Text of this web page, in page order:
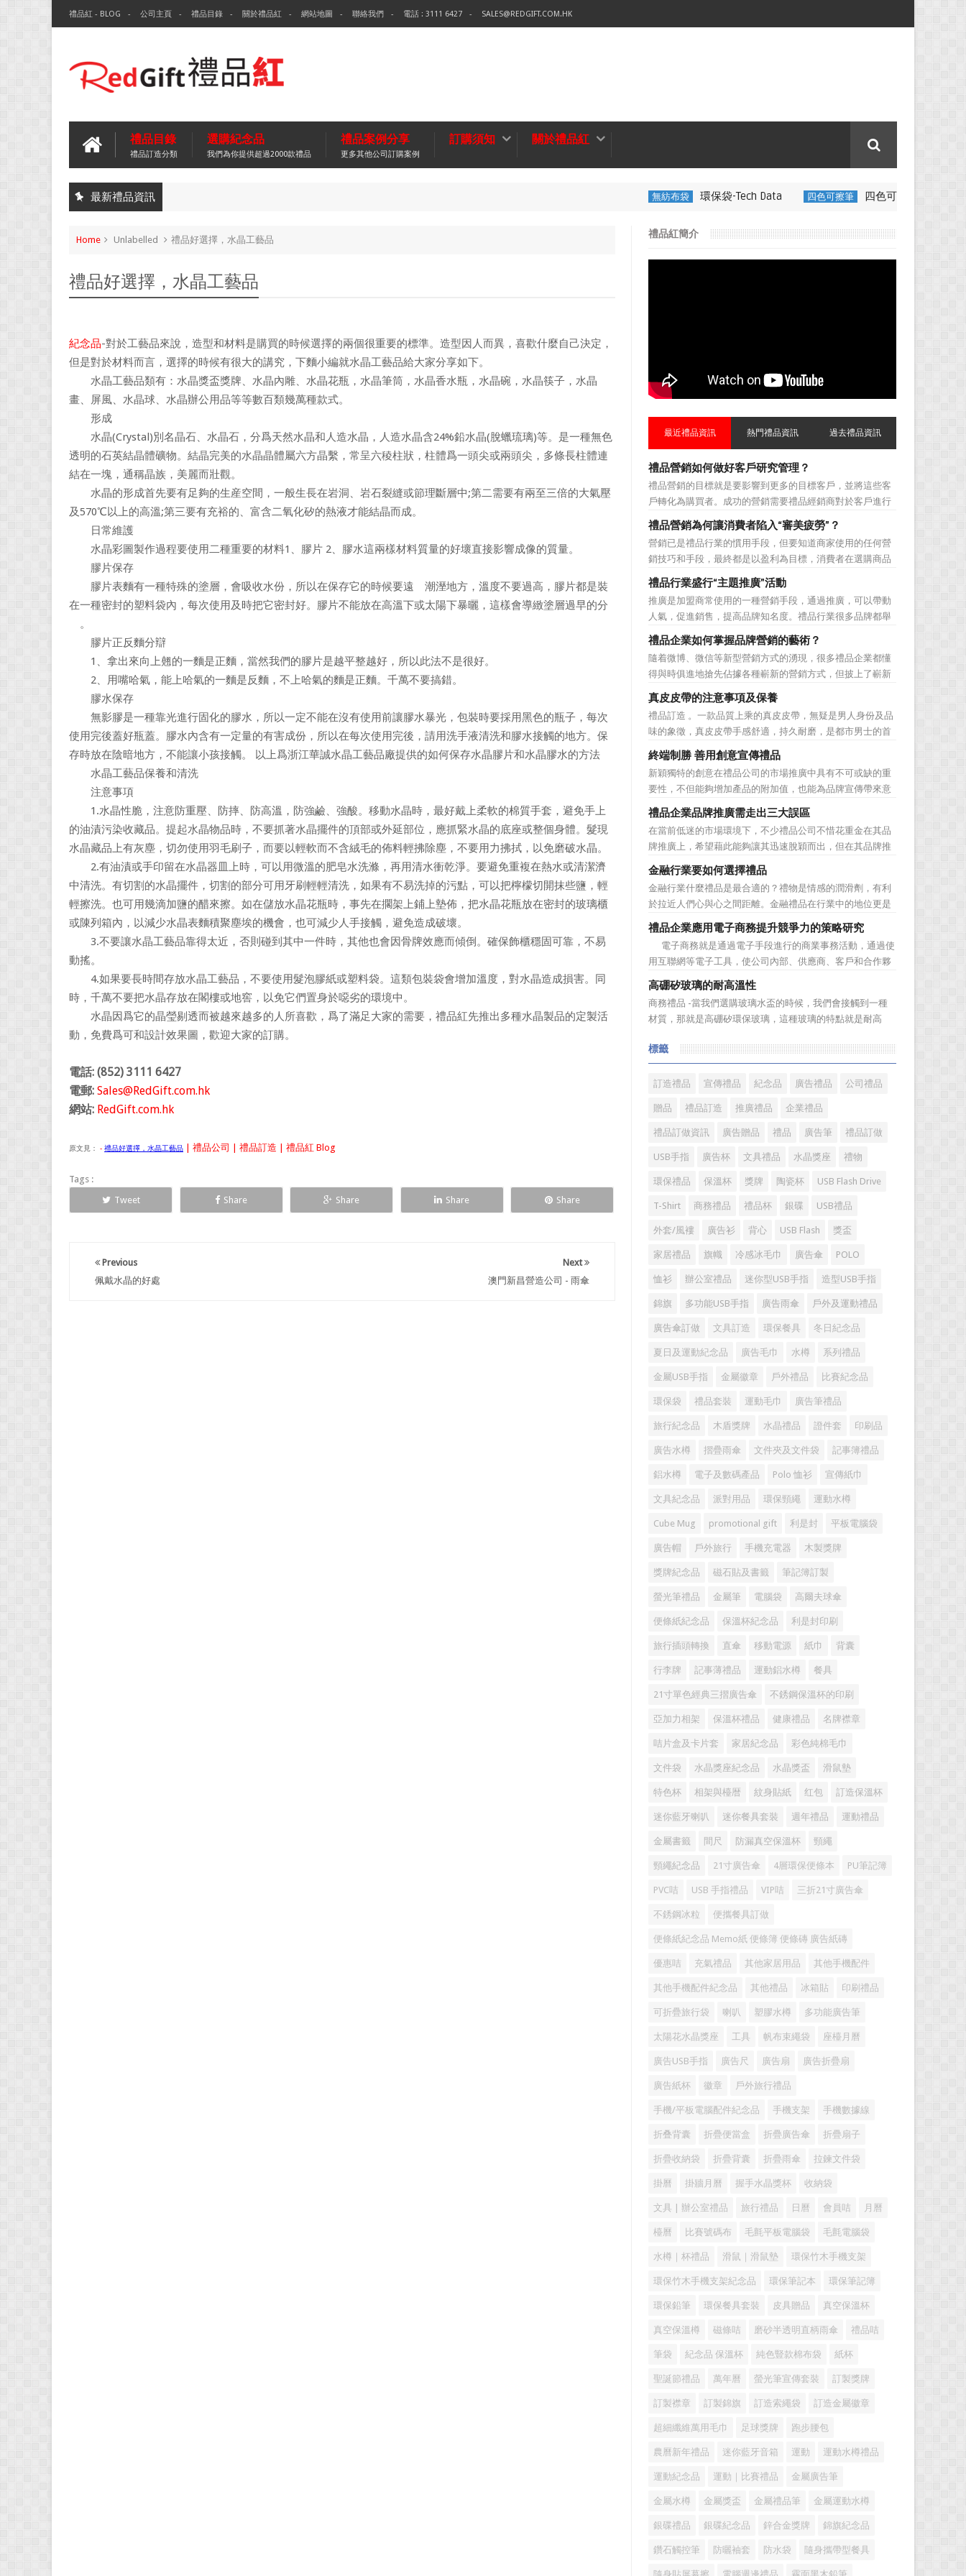
禮品紅 - BLOG 公司主頁 禮品目錄 關於禮品紅 網站地圖 聯絡我們 電話 : 3111 6427 SALES@REDGIFT.COM.HK
禮品目錄
禮品訂造分類
選購紀念品
我們為你提供超過2000款禮品
禮品案例分享
更多其他公司訂購案例
訂購須知 關於禮品紅
最新禮品資訊 環保袋-Tech Data 四色可擦筆 四色可擦筆-百通電纜
Home Unlabelled 禮品好選擇，水晶工藝品
禮品好選擇，水晶工藝品
紀念品-對於工藝品來說，造型和材料是購買的時候選擇的兩個很重要的標準。造型因人而異，喜歡什麼自己決定，
但是對於材料而言，選擇的時候有很大的講究，下麵小編就水晶工藝品給大家分享如下。
水晶工藝品類有：水晶獎盃獎牌、水晶內雕、水晶花瓶，水晶筆筒，水晶香水瓶，水晶碗，水晶筷子，水晶
畫、屏風、水晶球、水晶辦公用品等等數百類幾萬種款式。
形成
水晶(Crystal)別名晶石、水晶石，分爲天然水晶和人造水晶，人造水晶含24%鉛水晶(脫蠟琉璃)等。是一種無色
透明的石英結晶體礦物。結晶完美的水晶晶體屬六方晶繫，常呈六稜柱狀，柱體爲一頭尖或兩頭尖，多條長柱體連
結在一塊，通稱晶族，美麗而壯觀。
水晶的形成首先要有足夠的生産空間，一般生長在岩洞、岩石裂縫或節理斷層中;第二需要有兩至三倍的大氣壓
及570℃以上的高溫;第三要有充裕的、富含二氧化矽的熱液才能結晶而成。
日常維護
水晶彩圖製作過程要使用二種重要的材料1、膠片 2、膠水這兩樣材料質量的好壞直接影響成像的質量。
膠片保存
膠片表麵有一種特殊的塗層，會吸收水份，所以在保存它的時候要遠離潮溼地方，溫度不要過高，膠片都是裝
在一種密封的塑料袋內，每次使用及時把它密封好。膠片不能放在高溫下或太陽下暴曬，這樣會導緻塗層過早的分
離。
膠片正反麵分辯
1、拿出來向上翹的一麵是正麵，當然我們的膠片是越平整越好，所以此法不是很好。
2、用嘴哈氣，能上哈氣的一麵是反麵，不上哈氣的麵是正麵。千萬不要搞錯。
膠水保存
無影膠是一種靠光進行固化的膠水，所以一定不能在沒有使用前讓膠水暴光，包裝時要採用黑色的瓶子，每次
使用完後蓋好瓶蓋。膠水內含有一定量的有害成份，所以在每次使用完後，請用洗手液清洗和膠水接觸的地方。保
存時放在陰暗地方，不能讓小孩接觸。 以上爲浙江華誠水晶工藝品廠提供的如何保存水晶膠片和水晶膠水的方法
水晶工藝品保養和清洗
注意事項
1.水晶性脆，注意防重壓、防摔、防高溫，防強鹼、強酸。移動水晶時，最好戴上柔軟的棉質手套，避免手上
的油漬污染收藏品。提起水晶物品時，不要抓著水晶擺件的頂部或外延部位，應抓緊水晶的底座或整個身體。髮現
水晶藏品上有灰塵，切勿使用羽毛刷子，而要以輕軟而不含絨毛的佈料輕拂除塵，不要用力拂拭，以免磨破水晶。
2.有油漬或手印留在水晶器皿上時，可以用微溫的肥皂水洗滌，再用清水衝乾淨。要避免重複在熱水或清潔濟
中清洗。有切割的水晶擺件，切割的部分可用牙刷輕輕清洗，如果有不易洗掉的污點，可以把檸檬切開抹些鹽，輕
輕擦洗。也可用幾滴加鹽的醋來擦。如在儲放水晶花瓶時，事先在擱架上鋪上墊佈，把水晶花瓶放在密封的玻璃櫃
或陳列箱內，以減少水晶表麵積聚塵埃的機會，也可減少人手接觸，避免造成破壞。
3.不要讓水晶工藝品靠得太近，否則碰到其中一件時，其他也會因骨牌效應而傾倒。確保飾櫃穩固可靠，不易
動搖。
4.如果要長時間存放水晶工藝品，不要使用髮泡膠紙或塑料袋。這類包裝袋會增加溫度，對水晶造成損害。同
時，千萬不要把水晶存放在閣樓或地窖，以免它們置身於噁劣的環境中。
水晶因爲它的晶瑩剔透而被越來越多的人所喜歡，爲了滿足大家的需要，禮品紅先推出多種水晶製品的定製活
動，免費爲可和設計效果圖，歡迎大家的訂購。
電話: (852) 3111 6427
電郵: Sales@RedGift.com.hk
網站: RedGift.com.hk
原文見： - 禮品好選擇，水晶工藝品 | 禮品公司 | 禮品訂造 | 禮品紅 Blog
Tags :
Tweet
Share Share Share Share
Next
澳門新昌營造公司 - 雨傘
Previous
佩戴水晶的好處
禮品紅簡介
最近禮品資訊 熱門禮品資訊 過去禮品資訊
禮品營銷如何做好客戶研究管理？
禮品營銷的目標就是要影響到更多的目標客戶，並將這些客
戶轉化為購買者。成功的營銷需要禮品經銷商對於客戶進行
相應的分類，了解不同類型客戶的貢獻度，從而有的放矢的
制定相應的營銷對策，而這需要對於客戶研究方面更多地投
入，這不僅是銷售環節的事，也需要營銷管理策略的整體支
持。具體來說，有以下...
禮品營銷為何讓消費者陷入“審美疲勞”？
營銷已是禮品行業的慣用手段，但要知道商家使用的任何營
銷技巧和手段，最終都是以盈利為目標，消費者在選購商品
時最為關注的便是如何利用最低的費用購買到最超值的貨
品。在禮品公司使用常規的營銷方式的同時，消費者也不免
走陷入了“審美疲勞”。 編者總結了最讓消費者對禮品行
業營銷產生免疫...
禮品行業盛行“主題推廣”活動
推廣是加盟商常使用的一種營銷手段，通過推廣，可以帶動
人氣，促進銷售，提高品牌知名度。禮品行業很多品牌都舉
辦過多場推廣活動，來帶動品牌的提升，然而，隨着推廣活
動的普遍，消費者對於這種推廣已經見怪不怪了。 所
以，儘管現在許多商家打着賠本推廣、以跳樓價銷售的口號
大搞活動，但生意...
禮品企業如何掌握品牌營銷的藝術？
隨着微博、微信等新型營銷方式的湧現，很多禮品企業都懂
得與時俱進地搶先佔據各種嶄新的營銷方式，但披上了嶄新
的營銷軀殼，卻沒有掌握營銷的靈魂。要知道，營銷真正的
價值不是將品牌鋪設到消費者眼前，而是將品牌印到消費者
心裡 與消費者的心理距離的拉近，並不是一朝一夕的事
情，需要做好持...
真皮皮帶的注意事項及保養
禮品訂造 。一款品質上乘的真皮皮帶，無疑是男人身份及品
味的象徵，真皮皮帶手感舒適，持久耐磨，是都市男士的首
選。當你還在髮愁老爸生日禮物送什麼的時候，一款真皮皮
帶就是非常不錯的選擇。但是真皮皮帶如果疏於保養，也會
黯然失色，出現裂痕和破損的痕跡，今天小編就爲大家分享
真皮皮帶的注意事項...
終端制勝 善用創意宣傳禮品
新穎獨特的創意在禮品公司的市場推廣中具有不可或缺的重
要性，不但能夠增加產品的附加值，也能為品牌宣傳帶來意
想不到的促進作用。禮品公司如果能夠巧妙運用這些獨具創
意的宣傳禮品來提升宣傳技巧，在終端推廣中將更具競爭
力。 打火機、煙灰缸、鑰匙鏈、毛巾……當今市場上的
宣傳品幾乎是司空...
禮品企業品牌推廣需走出三大誤區
在當前低迷的市場環境下，不少禮品公司不惜花重金在其品
牌推廣上，希望藉此能夠讓其迅速脫穎而出，但在其品牌推
廣的營銷管理思路上，也有許多禮品企業走入了幾大誤區而
無法自拔，這其中，最為常見的誤區有： 誤區一：不清
楚品牌到底在表達什麼 很多禮品企業在推廣品牌之前，
不知道到...
金融行業要如何選擇禮品
金融行業什麼禮品是最合適的？禮物是情感的潤滑劑，有利
於拉近人們心與心之間距離。金融禮品在行業中的地位更是
不容忽視，因為禮品即是企業形象的象徵，又是企業地位的
彰顯，同時對收禮人來說，一份禮物的永恆意義是語言難以
企及的。難怪有人曾說：再省也不能省禮物，再窮也不能窮
送禮。但是，禮品選擇...
禮品企業應用電子商務提升競爭力的策略研究
電子商務就是通過電子手段進行的商業事務活動，通過使
用互聯網等電子工具，使公司內部、供應商、客戶和合作夥
伴之間，利用電子業務共享信息，實現企業間業務流程的電
子化，配合企業內部的電子化生產管理系統，提高企業的生
產、庫存、流通和資金等各個環節的效率。它具有結構性、
動態性、社...
高硼矽玻璃的耐高溫性
商務禮品 -當我們選購玻璃水盃的時候，我們會接觸到一種
材質，那就是高硼矽環保玻璃，這種玻璃的特點就是耐高
紅的小編給大家總結如下。 耐熱玻璃【Heat-resistant
glass】是指含有耐熱性強的硼酸﹑矽酸成分,能夠...
標籤
訂造禮品 宣傳禮品 紀念品 廣告禮品 公司禮品
贈品 禮品訂造 推廣禮品 企業禮品
禮品訂做資訊 廣告贈品 禮品 廣告筆 禮品訂做
USB手指 廣告杯 文具禮品 水晶獎座 禮物
環保禮品 保溫杯 獎牌 陶瓷杯 USB Flash Drive
T-Shirt 商務禮品 禮品杯 銀碟 USB禮品
外套/風褸 廣告衫 背心 USB Flash 獎盃
家居禮品 旗幟 冷感冰毛巾 廣告傘 POLO
恤衫 辦公室禮品 迷你型USB手指 造型USB手指
錦旗 多功能USB手指 廣告雨傘 戶外及運動禮品
廣告傘訂做 文具訂造 環保餐具 冬日紀念品
夏日及運動紀念品 廣告毛巾 水樽 系列禮品
金屬USB手指 金屬徽章 戶外禮品 比賽紀念品
環保袋 禮品套裝 運動毛巾 廣告筆禮品
旅行紀念品 木盾獎牌 水晶禮品 證件套 印刷品
廣告水樽 摺疊雨傘 文件夾及文件袋 記事簿禮品
鋁水樽 電子及數碼產品 Polo 恤衫 宣傳紙巾
文具紀念品 派對用品 環保頸繩 運動水樽
Cube Mug promotional gift 利是封 平板電腦袋
廣告帽 戶外旅行 手機充電器 木製獎牌
獎牌紀念品 磁石貼及書籤 筆記簿訂製
螢光筆禮品 金屬筆 電腦袋 高爾夫球傘
便條紙紀念品 保溫杯紀念品 利是封印刷
旅行插頭轉換 直傘 移動電源 紙巾 背囊
行李牌 記事薄禮品 運動鋁水樽 餐具
21寸單色經典三摺廣告傘 不銹鋼保溫杯的印刷
亞加力相架 保溫杯禮品 健康禮品 名牌襟章
咭片盒及卡片套 家居紀念品 彩色純棉毛巾
文件袋 水晶獎座紀念品 水晶獎盃 滑鼠墊
特色杯 相架與檯暦 紋身貼紙 红包 訂造保溫杯
迷你藍牙喇叭 迷你餐具套裝 週年禮品 運動禮品
金屬書籤 間尺 防漏真空保溫杯 頸繩
頸繩紀念品 21寸廣告傘 4層環保便條本 PU筆記簿
PVC咭 USB 手指禮品 VIP咭 三折21寸廣告傘
不銹鋼冰粒 便攜餐具訂做
便條紙紀念品 Memo紙 便條簿 便條磚 廣告紙磚
優惠咭 充氣禮品 其他家居用品 其他手機配件
其他手機配件紀念品 其他禮品 冰箱貼 印刷禮品
可折疊旅行袋 喇叭 塑膠水樽 多功能廣告筆
太陽花水晶獎座 工具 帆布束繩袋 座檯月曆
廣告USB手指 廣告尺 廣告扇 廣告折疊扇
廣告紙杯 徽章 戶外旅行禮品
手機/平板電腦配件紀念品 手機支架 手機數據線
折叠背囊 折疊便當盒 折疊廣告傘 折疊扇子
折疊收納袋 折疊背囊 折疊雨傘 拉鍊文件袋
掛曆 掛牆月曆 握手水晶獎杯 收納袋
文具 | 辦公室禮品 旅行禮品 日曆 會員咭 月曆
檯曆 比賽號碼布 毛氈平板電腦袋 毛氈電腦袋
水樽｜杯禮品 滑鼠｜滑鼠墊 環保竹木手機支架
環保竹木手機支架紀念品 環保筆記本 環保筆記簿
環保鉛筆 環保餐具套裝 皮具贈品 真空保溫杯
真空保溫樽 磁條咭 磨砂半透明直柄雨傘 禮品咭
筆袋 紀念品 保溫杯 純色豎款棉布袋 紙杯
聖誕節禮品 萬年曆 螢光筆宣傳套裝 訂製獎牌
訂製襟章 訂製錦旗 訂造索繩袋 訂造金屬徽章
超細纖維萬用毛巾 足球獎牌 跑步腰包
農曆新年禮品 迷你藍牙音箱 運動 運動水樽禮品
運動紀念品 運動｜比賽禮品 金屬廣告筆
金屬水樽 金屬獎盃 金屬禮品筆 金屬運動水樽
銀碟禮品 銀碟紀念品 鋅合金獎牌 錦旗紀念品
鑽石觸控筆 防曬袖套 防水袋 隨身攜帶型餐具